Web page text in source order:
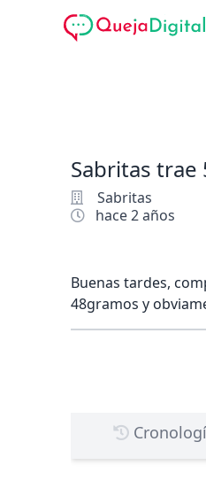
Sabritas trae
Sabritas
hace 2 años
Buenas tardes,
48gramos y